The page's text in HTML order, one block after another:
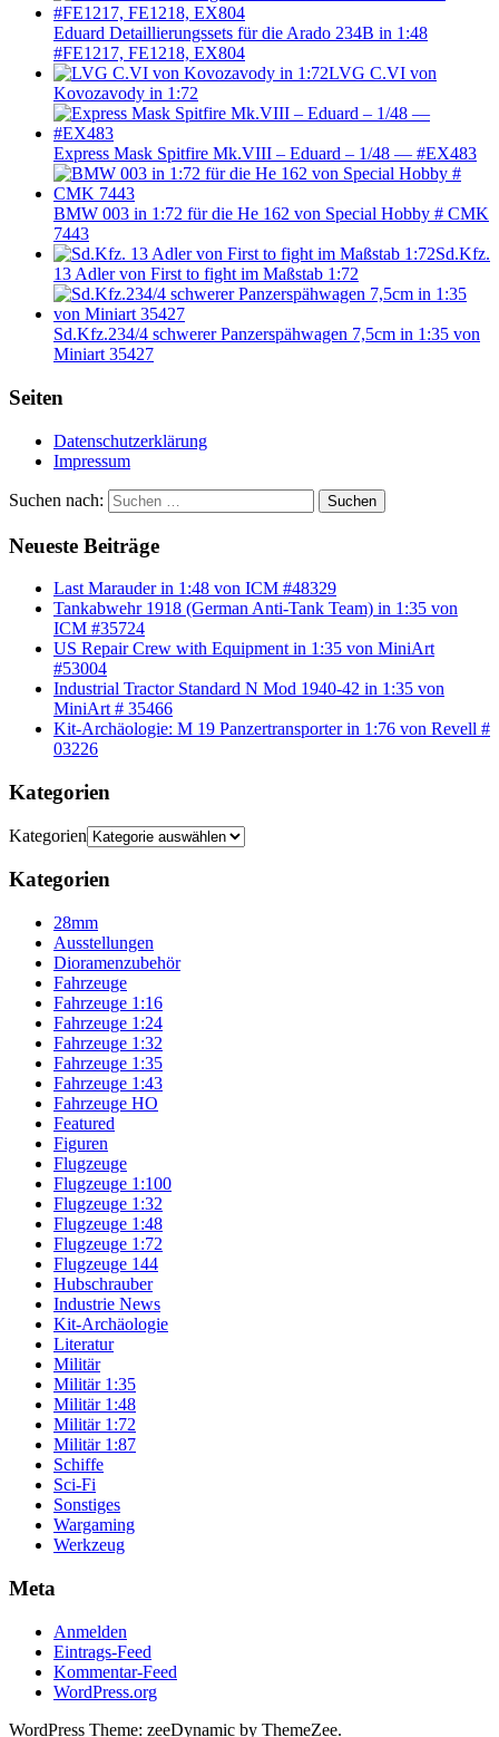
Eduard Detaillierungssets für die Arado 234B in 1:48
#FE1217, FE1218, EX804
LVG C.VI von
Kovozavody in 1:72
Express Mask Spitfire Mk.VIII – Eduard – 1/48 — #EX483
BMW 003 in 1:72 für die He 162 von Special Hobby # CMK
7443
Sd.Kfz.
13 Adler von First to fight im Maßstab 1:72
Sd.Kfz.234/4 schwerer Panzerspähwagen 7,5cm in 1:35 von
Miniart 35427
Seiten
Datenschutzerklärung
Impressum
Suchen nach: Suchen
Neueste Beiträge
Last Marauder in 1:48 von ICM #48329
Tankabwehr 1918 (German Anti-Tank Team) in 1:35 von
ICM #35724
US Repair Crew with Equipment in 1:35 von MiniArt
#53004
Industrial Tractor Standard N Mod 1940-42 in 1:35 von
MiniArt # 35466
Kit-Archäologie: M 19 Panzertransporter in 1:76 von Revell #
03226
Kategorien
Kategorien
Kategorien
28mm
Ausstellungen
Dioramenzubehör
Fahrzeuge
Fahrzeuge 1:16
Fahrzeuge 1:24
Fahrzeuge 1:32
Fahrzeuge 1:35
Fahrzeuge 1:43
Fahrzeuge HO
Featured
Figuren
Flugzeuge
Flugzeuge 1:100
Flugzeuge 1:32
Flugzeuge 1:48
Flugzeuge 1:72
Flugzeuge 144
Hubschrauber
Industrie News
Kit-Archäologie
Literatur
Militär
Militär 1:35
Militär 1:48
Militär 1:72
Militär 1:87
Schiffe
Sci-Fi
Sonstiges
Wargaming
Werkzeug
Meta
Anmelden
Eintrags-Feed
Kommentar-Feed
WordPress.org
WordPress Theme: zeeDynamic by ThemeZee.